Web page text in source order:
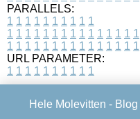
PARALLELS:
1 1 1 1 1 1 1 1 1 1
1 1 1 1 1 1 1 1 1 1 1 1 1 1 1
1 1 1 1 1 1 1 1 1 1 1 1 1 1 1
URL PARAMETER:
1 1 1 1 1 1 1 1 1 1
Hele Molevitten - Blog